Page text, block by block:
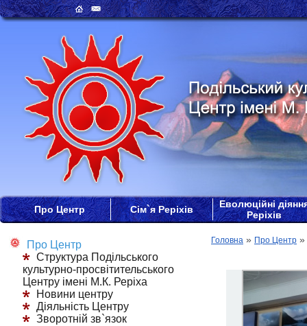
Про Центр Сім`я Реріхів
Еволюційні
Реріхів
Про Центр
Структура Подільського
культурно-просвітительського
Центру імені М.К. Реріха
Новини центру
Діяльність Центру
Зворотній зв`язок
Головна » Про Центр »